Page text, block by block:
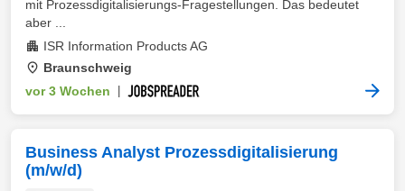
mit Prozessdigitalisierungs-Fragestellungen. Das bedeutet
aber ...
ISR Information Products AG
Braunschweig
vor 3 Wochen
Business Analyst Prozessdigitalisierung
(m/w/d)